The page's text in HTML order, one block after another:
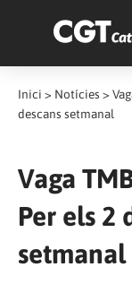
Inici > Notícies >
descans setmanal
Vaga
Per els 2
setmanal